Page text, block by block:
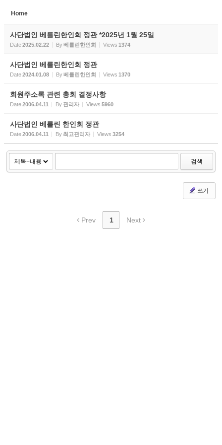
Home
사단법인 베를린한인회 정관 *2025년 1월 25일
Date2025.02.22 By베를린한인회 Views 1374
사단법인 베를린한인회 정관
Date2024.01.08 By베를린한인회 Views 1370
회원주소록 관련 총회 결정사항
Date2006.04.11 By 관리자 Views 5960
사단법인 베를린 한인회 정관
Date2006.04.11 By 최고관리자 Views 3254
검색
쓰기
Prev 1 Next
Sketchbook5, 스케치북5
Sketchbook5, 스케치북5